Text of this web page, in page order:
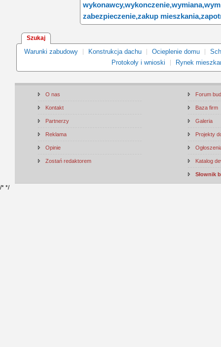
wykonawcy,wykonczenie,wymiana,
zabezpieczenie,zakup mieszkania,
Szukaj
Warunki zabudowy Konstrukcja dachu Ocieplenie domu
Protokoły i wnioski
Rynek
O nas
Kontakt
Partnerzy
Reklama
Opinie
Zostań redaktorem
Forum
Baza firm
Galeria
Projekty
Katalog
Słownik
/* */